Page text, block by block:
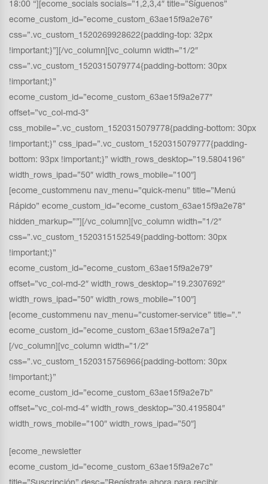
18:00 “][ecome_socials socials=”1,2,3,4″ title=”Síguenos”
ecome_custom_id=”ecome_custom_63ae15f9a2e76″
css=”.vc_custom_1520269928622{padding-top: 32px
!important;}”][/vc_column][vc_column width=”1/2″
css=”.vc_custom_1520315079774{padding-bottom: 30px
!important;}”
ecome_custom_id=”ecome_custom_63ae15f9a2e77″
offset=”vc_col-md-3″
css_mobile=”.vc_custom_1520315079778{padding-bottom: 30px
!important;}” css_ipad=”.vc_custom_1520315079777{padding-
bottom: 93px !important;}” width_rows_desktop=”19.5804196″
width_rows_ipad=”50″ width_rows_mobile=”100″]
[ecome_custommenu nav_menu=”quick-menu” title=”Menú
Rápido” ecome_custom_id=”ecome_custom_63ae15f9a2e78″
hidden_markup=””][/vc_column][vc_column width=”1/2″
css=”.vc_custom_1520315152549{padding-bottom: 30px
!important;}”
ecome_custom_id=”ecome_custom_63ae15f9a2e79″
offset=”vc_col-md-2″ width_rows_desktop=”19.2307692″
width_rows_ipad=”50″ width_rows_mobile=”100″]
[ecome_custommenu nav_menu=”customer-service” title=”.”
ecome_custom_id=”ecome_custom_63ae15f9a2e7a”]
[/vc_column][vc_column width=”1/2″
css=”.vc_custom_1520315756966{padding-bottom: 30px
!important;}”
ecome_custom_id=”ecome_custom_63ae15f9a2e7b”
offset=”vc_col-md-4″ width_rows_desktop=”30.4195804″
width_rows_mobile=”100″ width_rows_ipad=”50″]
[ecome_newsletter
ecome_custom_id=”ecome_custom_63ae15f9a2e7c”